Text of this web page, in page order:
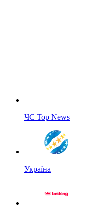
ЧС Top News
Україна